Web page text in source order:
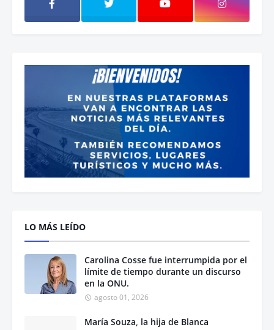
LO MÁS LEÍDO
Carolina Cosse fue interrumpida por el
límite de tiempo durante un discurso
en la ONU.
agosto 01, 2026
María Souza, la hija de Blanca